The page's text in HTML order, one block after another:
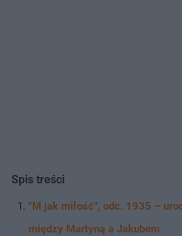
Spis treści
"M jak miłość", odc. 1935 –
między Martyną a Jakubem